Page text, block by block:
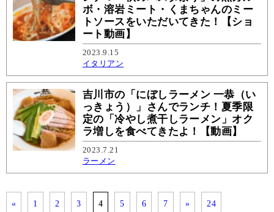
ボ・溶岩ミート・くまちゃんのミー
トソースをいただいてきた！【ショ
ート動画】
2023.9.15
イタリアン
吉川市の「にぼしラーメン 一恭（い
っきょう）」さんでランチ！夏季限
定の「冷やし煮干しラーメン」オク
ラ増しを食べてきたよ！【動画】
2023.7.21
ラーメン
« 1 2 3 4 5 6 7 » 24